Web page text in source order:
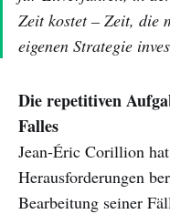
Zeit kostet – Zeit, die
eigenen Strategie
Die repetitiven
Falles
Jean-Éric Corillion
Herausforderungen
Bearbeitung seiner